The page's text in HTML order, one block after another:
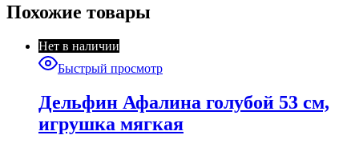
Похожие товары
Нет в наличии
Быстрый просмотр
Дельфин Афалина голубой 53 см,
игрушка мягкая